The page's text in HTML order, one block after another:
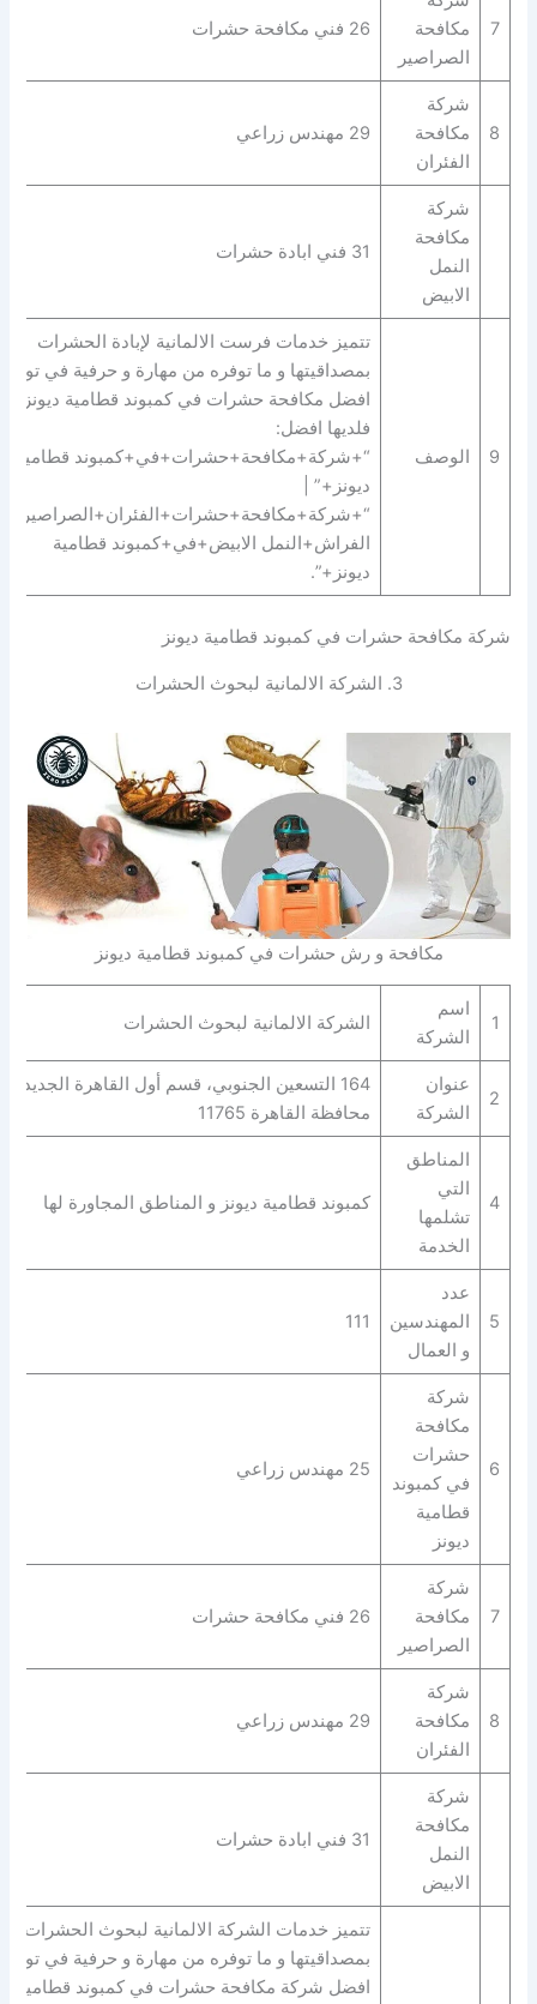
7
مكافحة
الصراصير
26 فني مكافحة حشرات
8
شركة
مكافحة
الفئران
29 مهندس زراعي
شركة
مكافحة
النمل
الابيض
31 فني ابادة حشرات
9 الوصف
تتميز خدمات فرست الالمانية لإبادة الحشرات
بمصداقيتها و ما توفره من مهارة و حرفية في توفير
افضل مكافحة حشرات في كمبوند قطامية ديونز
فلديها افضل:
“+شركة+مكافحة+حشرات+في+كمبوند قطامية
ديونز+” |
الفراش+النمل الابيض+في+كمبوند قطامية
ديونز+”.
شركة مكافحة حشرات في كمبوند قطامية ديونز
3. الشركة الالمانية لبحوث الحشرات
مكافحة و رش حشرات في كمبوند قطامية ديونز
1
اسم
الشركة
الشركة الالمانية لبحوث الحشرات
2
عنوان
الشركة
164 التسعين الجنوبي، قسم أول القاهرة الجديدة،
محافظة القاهرة‬ 11765
4
المناطق
التي
تشلمها
الخدمة
كمبوند قطامية ديونز و المناطق المجاورة لها
5
عدد
المهندسين
و العمال
111
6
شركة
مكافحة
حشرات
في كمبوند
قطامية
ديونز
25 مهندس زراعي
7
شركة
مكافحة
الصراصير
26 فني مكافحة حشرات
8
شركة
مكافحة
الفئران
29 مهندس زراعي
شركة
مكافحة
النمل
الابيض
31 فني ابادة حشرات
تتميز خدمات الشركة الالمانية لبحوث الحشرات
بمصداقيتها و ما توفره من مهارة و حرفية في توفير
افضل شركة مكافحة حشرات في كمبوند قطامية